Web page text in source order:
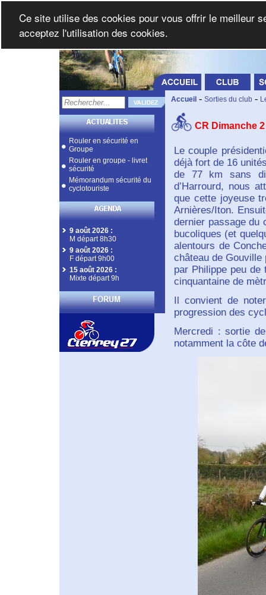
Rouler en sécurité en
Groupe
Rouler en groupe - livret
sécurité
Mémorandum sécurité du
cyclotouriste
9 août 2026 :
M départ 8h30
9 août 2026 :
F départ 9h00
15 août 2026 :
Mixte départ 9h
Accueil - Sorties du club -
CR Dimanche
Le couple
déjà fort de 16
de 77 km sans
d’Harrourd, nous
que cette joyeuse
Arnières/Iton.
dernier passage du
bucoliques (et
alentours de
château de
par Philippe peu de
cinquantaine de
Il convient de
progression des
Mercredi : sortie
notamment la côte
Ce site utilise des cookies pour vous offrir le meilleur
acceptez l'utilisation des cookies.